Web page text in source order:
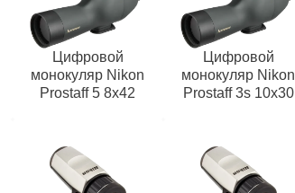
Цифровой
монокуляр Nikon
Prostaff 5 8x42
Цифровой
монокуляр Nikon
Prostaff 3s 10x30